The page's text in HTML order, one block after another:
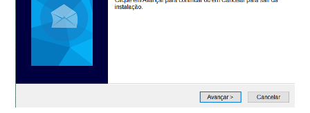
Segurança
Skymail Talk